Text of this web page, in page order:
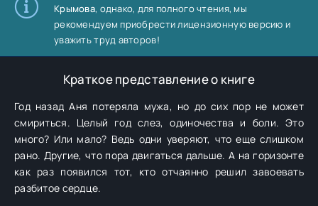
Крымова, однако, для полного чтения, мы
рекомендуем приобрести лицензионную версию и
уважить труд авторов!
Краткое представление о книге
Год назад Аня потеряла мужа, но до сих пор не может
смириться. Целый год слез, одиночества и боли. Это
много? Или мало? Ведь одни уверяют, что еще слишком
рано. Другие, что пора двигаться дальше. А на горизонте
как раз появился тот, кто отчаянно решил завоевать
разбитое сердце.